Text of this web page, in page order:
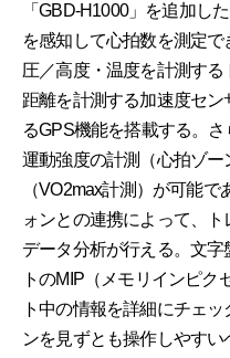
「GBD-H1000」を追加し
を感知して心拍数を測定
圧／高度・温度を計測す
距離を計測する加速度セ
るGPS機能を搭載する。
運動強度の計測（心拍ゾ
（VO2max計測）が可能
ォンとの連携によって、ト
データ分析が行える。文
トのMIP（メモリインピク
ト中の情報を詳細にチェ
ンを見ずとも操作しやす